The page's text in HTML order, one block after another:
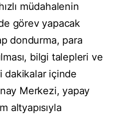
müdahalenin
görev yapacak
dondurma, para
bilgi talepleri ve
dakikalar içinde
Merkezi, yapay
altyapısıyla